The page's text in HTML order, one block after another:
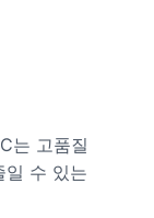
는 고품질
일 수 있는